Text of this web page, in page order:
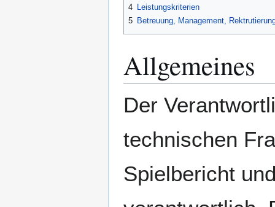
4 Leistungskriterien
5 Betreuung, Management,
Allgemeines
Der
technischen
Spielbericht